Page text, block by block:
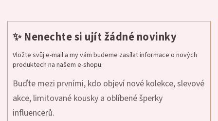
✨ Nenechte si ujít žádné novinky
Vložte svůj e-mail a my vám budeme zasílat informace o nových
produktech na našem e-shopu.
Buďte mezi prvními, kdo objeví nové kolekce, slevové
akce, limitované kousky a oblíbené šperky
influencerů.